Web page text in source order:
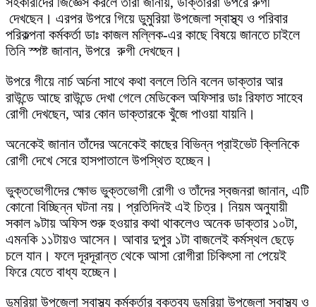
দেখছেন। এরপর উপরে গিয়ে ডুমুরিয়া উপজেলা স্বাস্থ্য ও পরিবার
পরিকল্পনা কর্মকর্তা ডাঃ কাজল মল্লিক-এর কাছে বিষয়ে জানতে চাইলে
তিনি স্পষ্ট জানান, উপরে রুগী দেখছেন।
উপরে গীয়ে নার্চ অর্চনা সাথে কথা বললে তিনি বলেন ডাক্তার আর
রাউন্ডে আছে রাউন্ডে দেখা গেলে মেডিকেল অফিসার ডাঃ রিফাত সাহেব
রোগী দেখছেন, আর কোন ডাক্তারকে খুঁজে পাওয়া যায়নি।
​অনেকেই জানান তাঁদের অনেকেই কাছের বিভিন্ন প্রাইভেট ক্লিনিকে
রোগী দেখে সেরে হাসপাতালে উপস্থিত হচ্ছেন।
​ভুক্তভোগীদের ক্ষোভ ভুক্তভোগী রোগী ও তাঁদের স্বজনরা জানান, এটি
কোনো বিচ্ছিন্ন ঘটনা নয়। প্রতিদিনই এই চিত্র। নিয়ম অনুযায়ী
সকাল ৯টায় অফিস শুরু হওয়ার কথা থাকলেও অনেক ডাক্তার ১০টা,
এমনকি ১১টায়ও আসেন। আবার দুপুর ১টা বাজলেই কর্মস্থল ছেড়ে
চলে যান। ফলে দূরদূরান্ত থেকে আসা রোগীরা চিকিৎসা না পেয়েই
ফিরে যেতে বাধ্য হচ্ছেন।
​ডুমুরিয়া উপজেলা স্বাস্থ্য কর্মকর্তার বক্তব্য ডুমুরিয়া উপজেলা স্বাস্থ্য ও